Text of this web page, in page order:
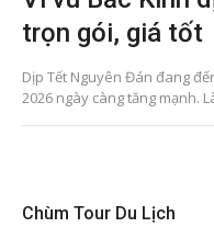
trọn gói, giá tốt
Dịp Tết Nguyên Đán đang
2026 ngày càng tăng mạnh.
Chùm Tour Du Lịch